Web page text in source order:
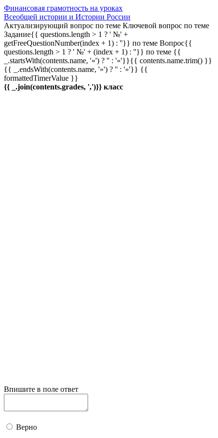
Финансовая грамотность на уроках
Всеобщей истории и Истории России
Актуализирующий вопрос по теме Ключевой вопрос по теме
Задание{{ questions.length > 1 ? ' №' +
getFreeQuestionNumber(index + 1) : ''}} по теме Вопрос{{
questions.length > 1 ? ' №' + (index + 1) : ''}} по теме {{
_.startsWith(contents.name, '«') ? '' : '«'}}{{ contents.name.trim() }}
{{ _.endsWith(contents.name, '»') ? '' : '»'}} {{
formattedTimerValue }}
{{ _.join(contents.grades, ',')}} класс
Впишите в поле ответ
Верно